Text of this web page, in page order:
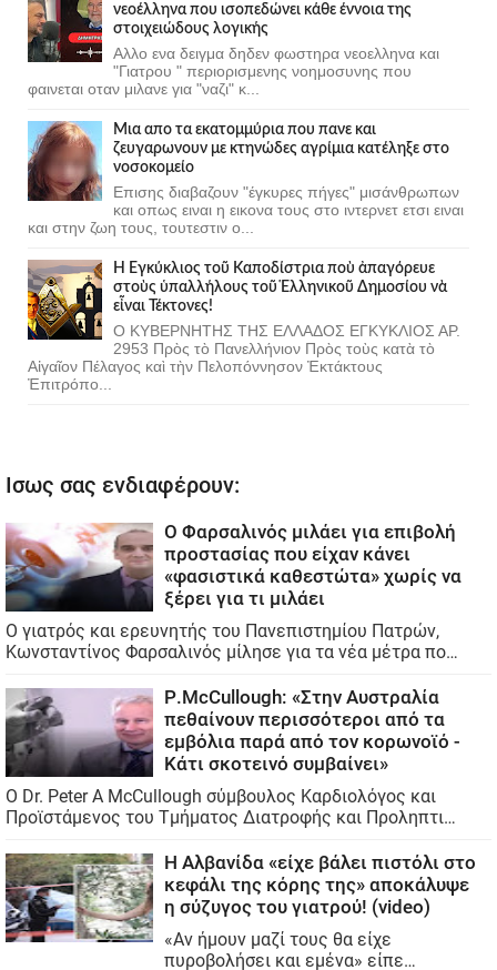
νεοέλληνα που ισοπεδώνει κάθε έννοια της
στοιχειώδους λογικής
Αλλο ενα δειγμα δηδεν φωστηρα νεοελληνα και
"Γιατρου " περιορισμενης νοημοσυνης που
φαινεται οταν μιλανε για "ναζι" κ...
Μια απο τα εκατομμύρια που πανε και
ζευγαρωνουν με κτηνώδες αγρίμια κατέληξε στο
νοσοκομείο
Επισης διαβαζουν "έγκυρες πήγες" μισάνθρωπων
και οπως ειναι η εικονα τους στο ιντερνετ ετσι ειναι
και στην ζωη τους, τουτεστιν ο...
Ἡ Ἐγκύκλιος τοῦ Καποδίστρια ποὺ ἀπαγόρευε
στοὺς ὑπαλλήλους τοῦ Ἑλληνικοῦ Δημοσίου νὰ
εἶναι Τέκτονες!
Ο ΚΥΒΕΡΝΗΤΗΣ ΤΗΣ ΕΛΛΑΔΟΣ ΕΓΚΥΚΛΙΟΣ ΑΡ.
2953 Πρὸς τὸ Πανελλήνιον Πρὸς τοὺς κατὰ τὸ
Αἰγαῖον Πέλαγος καὶ τὴν Πελοπόννησον Ἐκτάκτους
Ἐπιτρόπο...